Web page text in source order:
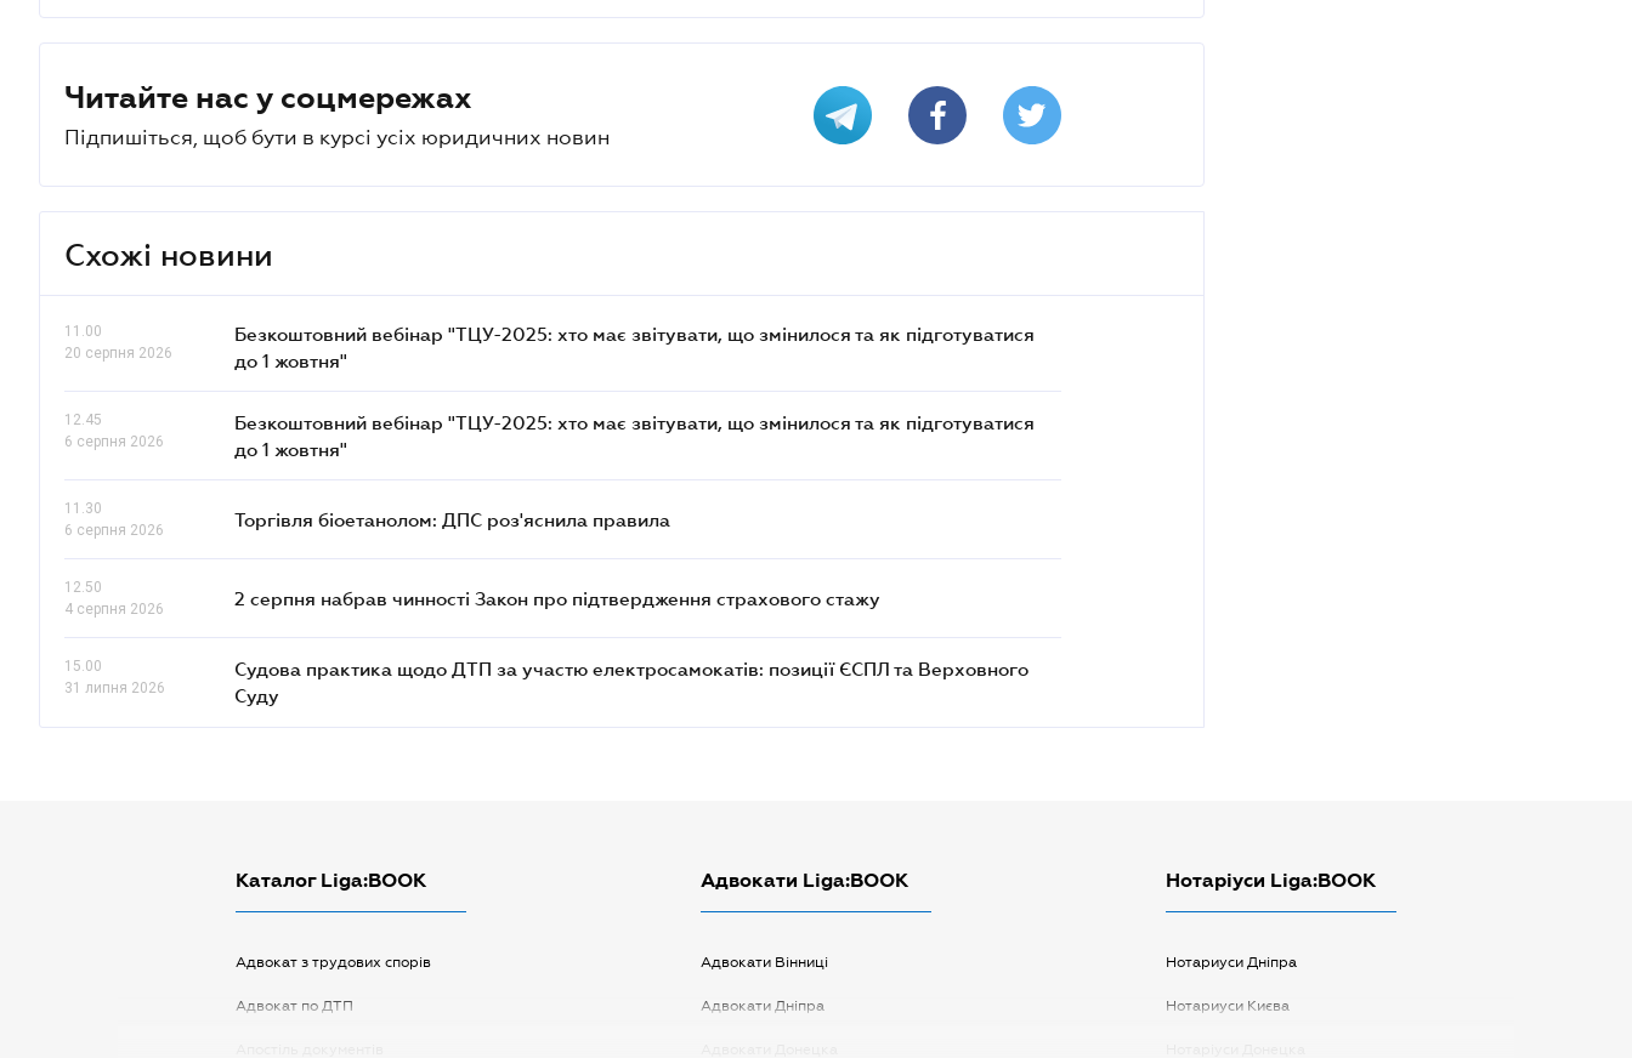
Читайте нас у соцмережах
Підпишіться, щоб бути в курсі усіх юридичних новин
Схожі новини
11.00
20 серпня 2026
Безкоштовний вебінар "ТЦУ-2025: хто має звітувати, що змінилося та як підготуватися
до 1 жовтня"
12.45
6 серпня 2026
Безкоштовний вебінар "ТЦУ-2025: хто має звітувати, що змінилося та як підготуватися
до 1 жовтня"
11.30
6 серпня 2026
Торгівля біоетанолом: ДПС роз'яснила правила
12.50
4 серпня 2026
2 серпня набрав чинності Закон про підтвердження страхового стажу
15.00
31 липня 2026
Судова практика щодо ДТП за участю електросамокатів: позиції ЄСПЛ та Верховного
Суду
Каталог Liga:BOOK
Адвокат з трудових спорів
Адвокат по ДТП
Адвокати Liga:BOOK
Адвокати Вінниці
Адвокати Дніпра
Нотаріуси Liga:BOOK
Нотариуси Дніпра
Нотариуси Києва